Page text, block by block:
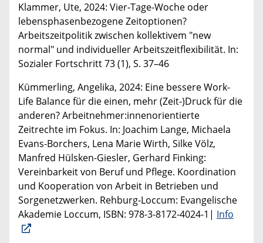
Klammer, Ute, 2024: Vier-Tage-Woche oder
lebensphasenbezogene Zeitoptionen?
Arbeitszeitpolitik zwischen kollektivem "new
normal" und individueller Arbeitszeitflexibilität. In:
Sozialer Fortschritt 73 (1), S. 37–46
Kümmerling, Angelika, 2024: Eine bessere Work-
Life Balance für die einen, mehr (Zeit-)Druck für die
anderen? Arbeitnehmer:innenorientierte
Zeitrechte im Fokus. In: Joachim Lange, Michaela
Evans-Borchers, Lena Marie Wirth, Silke Völz,
Manfred Hülsken-Giesler, Gerhard Finking:
Vereinbarkeit von Beruf und Pflege. Koordination
und Kooperation von Arbeit in Betrieben und
Sorgenetzwerken. Rehburg-Loccum: Evangelische
Akademie Loccum, ISBN: 978-3-8172-4024-1| Info